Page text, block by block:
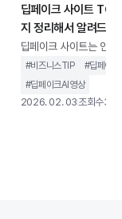
을 고려한 화면 설계나
았
딥페이크 사이트
지 정리해서 알려드립
딥페이크 사이트는 인
굴이나 음성을 합성하
생성할 수 있는 웹 기반
니다.과거에는 전문 장
#비즈니스TIP #딥페이
#딥페이크AI영상
2026. 02. 03조회수